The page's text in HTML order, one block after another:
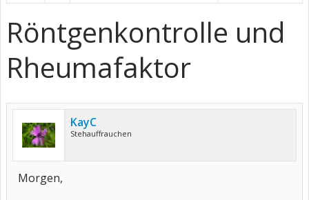
Röntgenkontrolle und
Rheumafaktor
KayC
Stehauffrauchen
Morgen,